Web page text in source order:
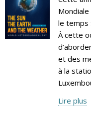
le temps
À cette
et des
à la
Lire plus